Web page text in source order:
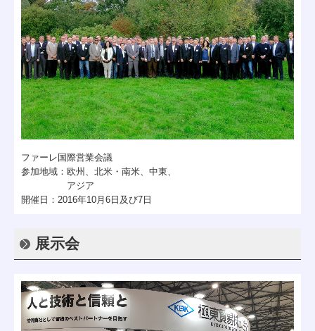
ファーレ国際営業会議
参加地域：欧州、北米・南米、中東、
アジア
開催日： 2016年10月 6 日及び7 日
展示会